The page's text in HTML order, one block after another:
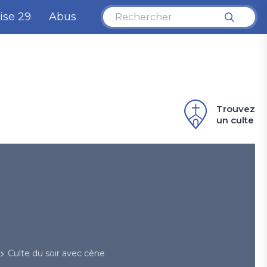
29 Abus
Trouvez
un culte
Culte du soir avec cène